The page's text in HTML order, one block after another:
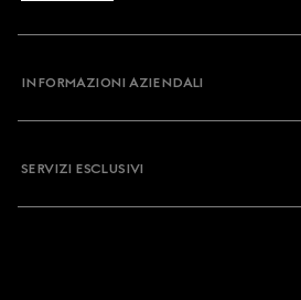
INFORMAZIONI AZIENDALI
SERVIZI ESCLUSIVI